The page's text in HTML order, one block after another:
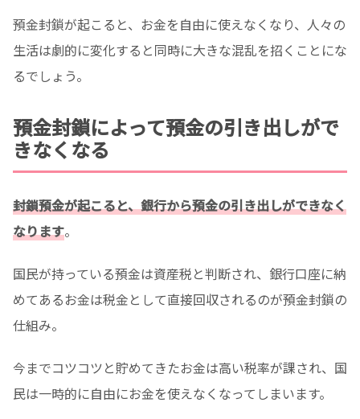
預金封鎖が起こると、お金を自由に使えなくなり、人々の
生活は劇的に変化すると同時に大きな混乱を招くことにな
るでしょう。
預金封鎖によって預金の引き出しがで
きなくなる
封鎖預金が起こると、銀行から預金の引き出しができなく
なります。
国民が持っている預金は資産税と判断され、銀行口座に納
めてあるお金は税金として直接回収されるのが預金封鎖の
仕組み。
今までコツコツと貯めてきたお金は高い税率が課され、国
民は一時的に自由にお金を使えなくなってしまいます。